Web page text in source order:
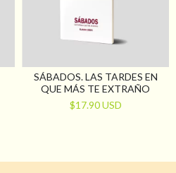
SÁBADOS. LAS TARDES EN
QUE MÁS TE EXTRAÑO
$17.90 USD